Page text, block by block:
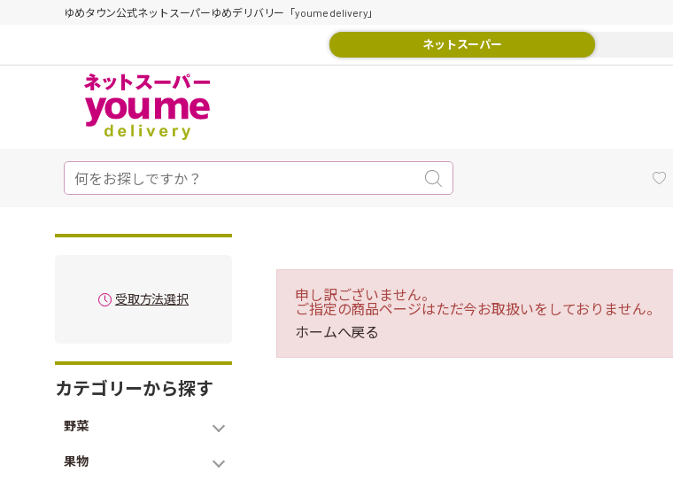
ゆめタウン公式ネットスーパーゆめデリバリー「youme delivery」
ネットスーパー
受取方法選択
カテゴリーから探す
野菜
果物
申し訳ございません。
ご指定の商品ページはただ今お取扱いをしておりません。
ホームへ戻る